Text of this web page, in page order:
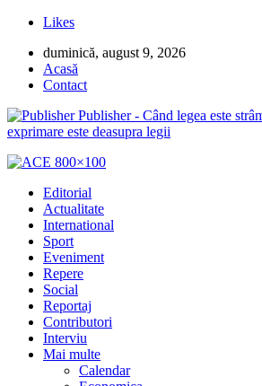
Likes
duminică, august 9, 2026
Acasă
Contact
Publisher - Când legea este
exprimare este deasupra legii
Editorial
Actualitate
International
Sport
Eveniment
Repere
Social
Reportaj
Contributori
Interviu
Mai multe
Calendar